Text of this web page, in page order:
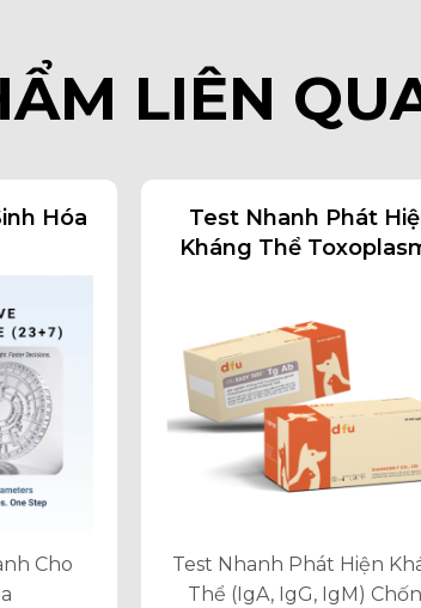
LIÊN
Hóa
Cho
Test Nhanh Phát
Kháng Thể
Test Nhanh Phát Hiện
Thể (IgA, IgG, IgM)